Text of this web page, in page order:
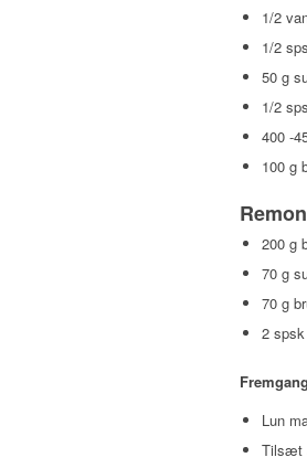
1/2
1/2
50 g
1/2
400 -
100 g
200 g
70 g
70 g
2
Lun
Tilsæt